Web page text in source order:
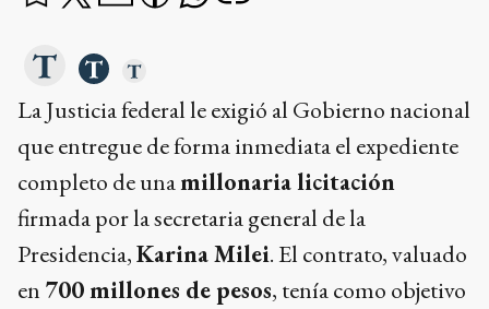
La Justicia federal le exigió al Gobierno nacional
que entregue de forma inmediata el expediente
completo de unamillonaria licitación
firmada por la secretaria general de la
Presidencia,Karina Milei. El contrato, valuado
en 700 millones de pesos, tenía como objetivo